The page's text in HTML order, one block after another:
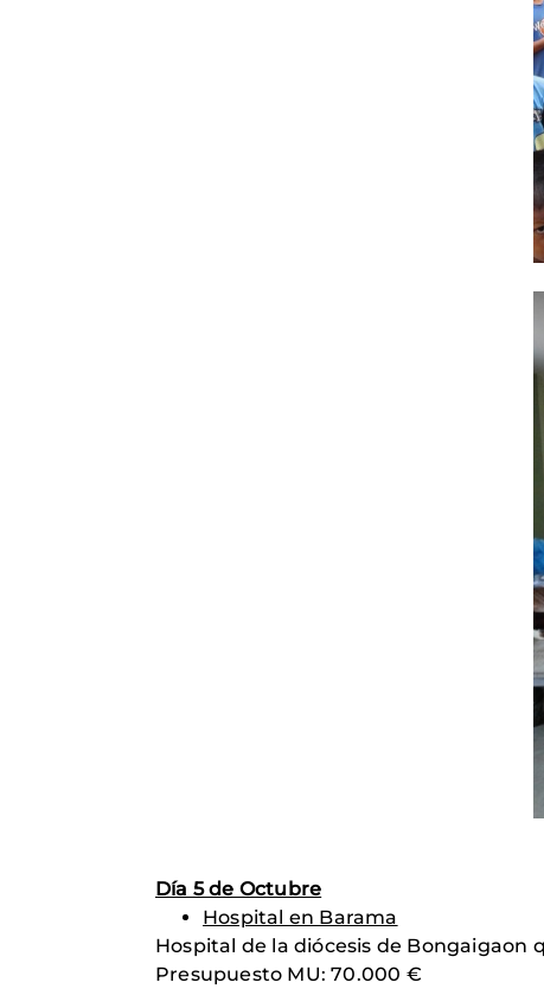
Día 5 de Octubre
Hospital en Barama
Hospital de la diócesis de Bongaigaon
Presupuesto MU: 70.000 €